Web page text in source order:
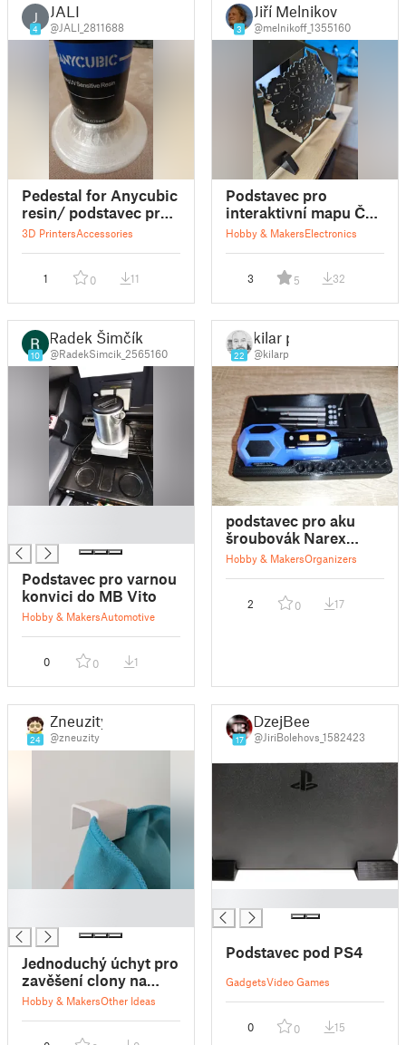
J
4
JALI
@JALI_2811688
Pedestal for Anycubic
resin/ podstavec pro
resin
3D PrintersAccessories
1 0 11
3
Jiří Melnikov
@melnikoff_1355160
Podstavec pro
interaktivní mapu ČR
od LaskaKit
Hobby & MakersElectronics
3 5 32
10
Radek Šimčík
@RadekSimcik_2565160
Podstavec pro varnou
konvici do MB Vito
Hobby & MakersAutomotive
0 0 1
22
kilar p
@kilarp
podstavec pro aku
šroubovák Narex
AS37-Li
Hobby & MakersOrganizers
2 0 17
24
Zneuzity
@zneuzity
Jednoduchý úchyt pro
zavěšení clony na
euro okno
Hobby & MakersOther Ideas
17
DzejBee
@JiriBolehovs_1582423
Podstavec pod PS4
GadgetsVideo Games
0 0 15